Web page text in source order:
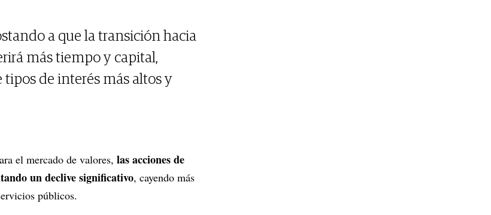
a que la transición hacia
más tiempo y capital,
de interés más altos y
el mercado de valores, las acciones de
un declive significativo, cayendo más
públicos.